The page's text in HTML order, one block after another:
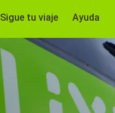
Sigue tu viaje Ayuda